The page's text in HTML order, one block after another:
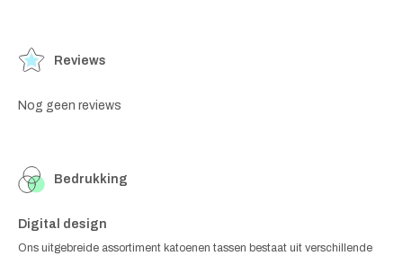
Reviews
Nog geen reviews
Bedrukking
Digital design
Ons uitgebreide assortiment katoenen tassen bestaat uit verschillende